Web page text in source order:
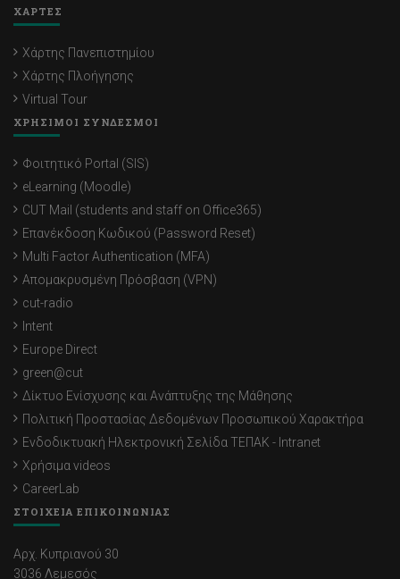
ΧΑΡΤΕΣ
Χάρτης Πανεπιστημίου
Χάρτης Πλοήγησης
Virtual Tour
ΧΡΗΣΙΜΟΙ ΣΥΝΔΕΣΜΟΙ
Φοιτητικό Portal (SIS)
eLearning (Moodle)
CUT Mail (students and staff on Office365)
Επανέκδοση Κωδικού (Password Reset)
Multi Factor Authentication (MFA)
Απομακρυσμένη Πρόσβαση (VPN)
cut-radio
Intent
Europe Direct
green@cut
Δίκτυο Ενίσχυσης και Ανάπτυξης της Μάθησης
Πολιτική Προστασίας Δεδομένων Προσωπικού Χαρακτήρα
Ενδοδικτυακή Ηλεκτρονική Σελίδα ΤΕΠΑΚ - Intranet
Χρήσιμα videos
CareerLab
ΣΤΟΙΧΕΙΑ ΕΠΙΚΟΙΝΩΝΙΑΣ
Αρχ. Κυπριανού 30
3036 Λεμεσός